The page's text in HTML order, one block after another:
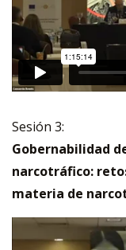
Sesión 3:
Gobernabilidad
narcotráfico:
materia de